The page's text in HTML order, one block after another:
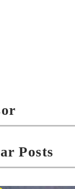
Posts